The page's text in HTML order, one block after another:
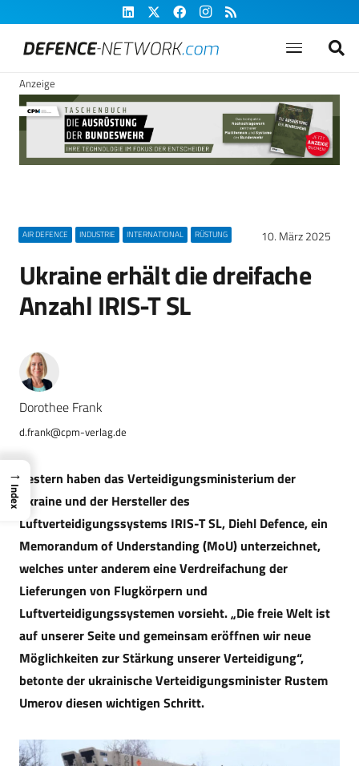
Anzeige
AIR DEFENCE INDUSTRIE INTERNATIONAL RÜSTUNG 10. März 2025
Ukraine erhält die dreifache
Anzahl IRIS-T SL
Dorothee Frank
d.frank@cpm-verlag.de
Gestern haben das Verteidigungsministerium der
Ukraine und der Hersteller des
Luftverteidigungssystems IRIS-T SL, Diehl Defence, ein
Memorandum of Understanding (MoU) unterzeichnet,
welches unter anderem eine Verdreifachung der
Lieferungen von Flugkörpern und
Luftverteidigungssystemen vorsieht. „Die freie Welt ist
auf unserer Seite und gemeinsam eröffnen wir neue
Möglichkeiten zur Stärkung unserer Verteidigung“,
betonte der ukrainische Verteidigungsminister Rustem
Umerov diesen wichtigen Schritt.
→
Index